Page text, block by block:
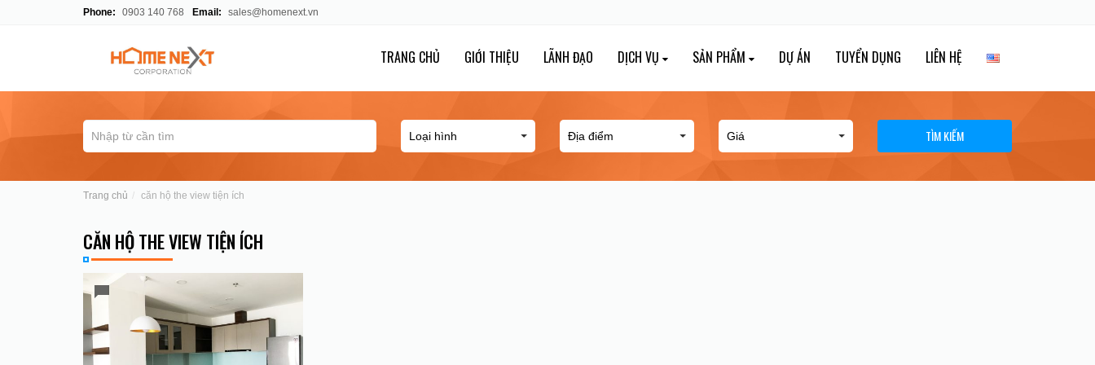
Phone: 0903 140 768 Email: sales@homenext.vn
TRANG CHỦ GIỚI THIỆU LÃNH ĐẠO DỊCH VỤ SẢN PHẨM DỰ ÁN TUYỂN DỤNG LIÊN HỆ
TÌM KIẾM
Trang chủ căn hộ the view tiện ích
CĂN HỘ THE VIEW TIỆN ÍCH